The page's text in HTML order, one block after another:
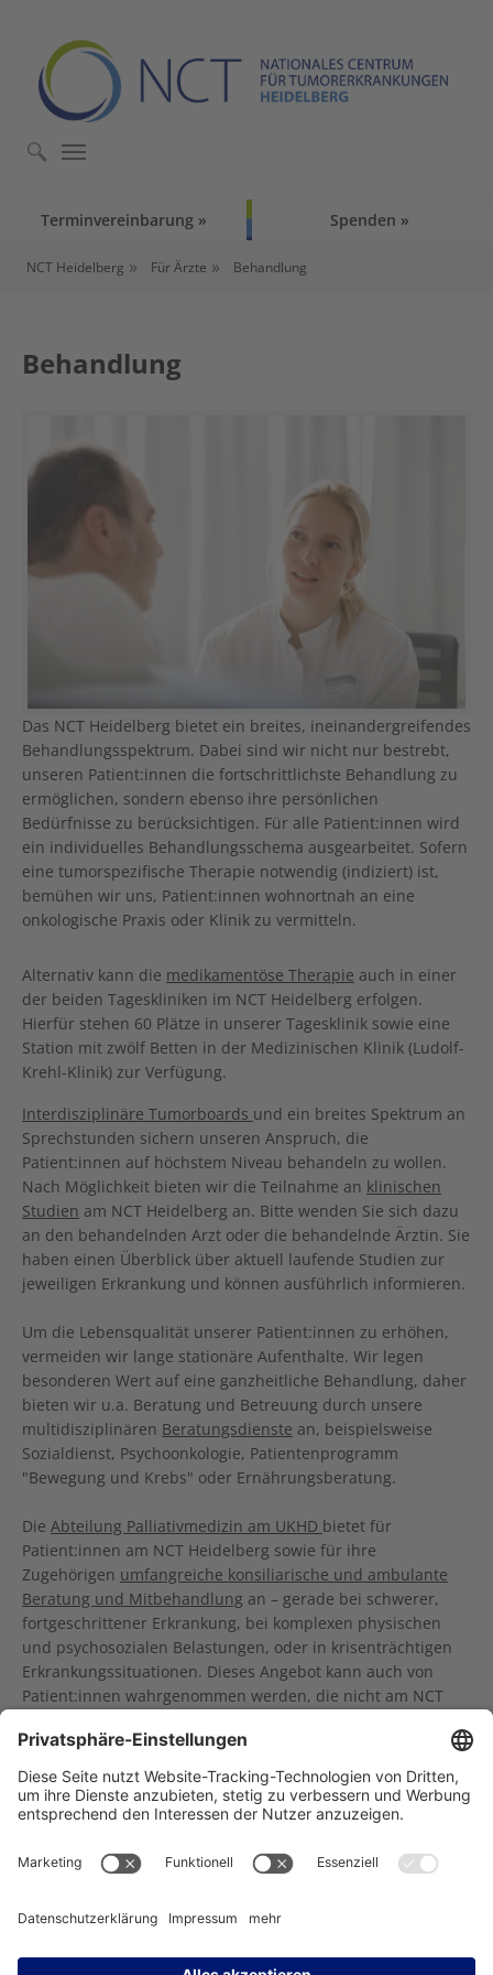
Terminvereinbarung Spenden
NCT Heidelberg Für Ärzte Behandlung
Behandlung
Das NCT Heidelberg bietet ein breites, ineinandergreifendes
Behandlungsspektrum. Dabei sind wir nicht nur bestrebt,
unseren Patient:innen die fortschrittlichste Behandlung zu
ermöglichen, sondern ebenso ihre persönlichen
Bedürfnisse zu berücksichtigen. Für alle Patient:innen wird
ein individuelles Behandlungsschema ausgearbeitet. Sofern
eine tumorspezifische Therapie notwendig (indiziert) ist,
bemühen wir uns, Patient:innen wohnortnah an eine
onkologische Praxis oder Klinik zu vermitteln.
Alternativ kann die medikamentöse Therapie auch in einer
der beiden Tageskliniken im NCT Heidelberg erfolgen.
Hierfür stehen 60 Plätze in unserer Tagesklinik sowie eine
Station mit zwölf Betten in der Medizinischen Klinik (Ludolf-
Krehl-Klinik) zur Verfügung.
Interdisziplinäre Tumorboards und ein breites Spektrum an
Sprechstunden sichern unseren Anspruch, die
Patient:innen auf höchstem Niveau behandeln zu wollen.
Nach Möglichkeit bieten wir die Teilnahme an klinischen
Studien am NCT Heidelberg an. Bitte wenden Sie sich dazu
an den behandelnden Arzt oder die behandelnde Ärztin. Sie
haben einen Überblick über aktuell laufende Studien zur
jeweiligen Erkrankung und können ausführlich informieren.
Um die Lebensqualität unserer Patient:innen zu erhöhen,
vermeiden wir lange stationäre Aufenthalte. Wir legen
besonderen Wert auf eine ganzheitliche Behandlung, daher
bieten wir u.a. Beratung und Betreuung durch unsere
multidisziplinären Beratungsdienste an, beispielsweise
Sozialdienst, Psychoonkologie, Patientenprogramm
"Bewegung und Krebs" oder Ernährungsberatung.
Die Abteilung Palliativmedizin am UKHD bietet für
Patient:innen am NCT Heidelberg sowie für ihre
Zugehörigen umfangreiche konsiliarische und ambulante
Beratung und Mitbehandlung an – gerade bei schwerer,
fortgeschrittener Erkrankung, bei komplexen physischen
und psychosozialen Belastungen, oder in krisenträchtigen
Erkrankungssituationen. Dieses Angebot kann auch von
Patient:innen wahrgenommen werden, die nicht am NCT